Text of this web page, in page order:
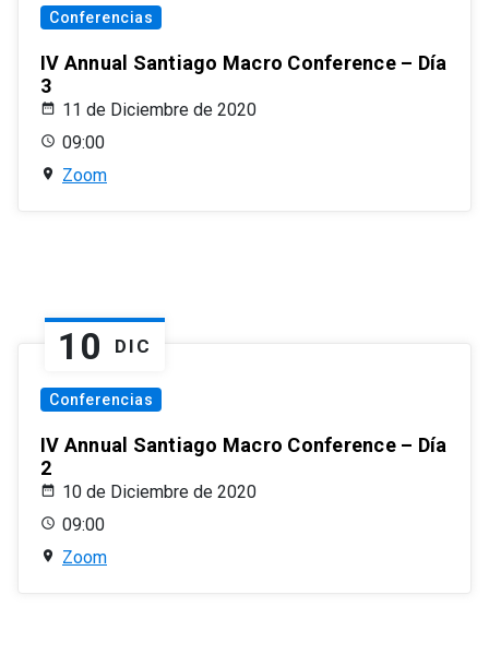
Conferencias
IV Annual Santiago Macro Conference – Día
3
11 de Diciembre de 2020
09:00
Zoom
10 DIC
Conferencias
IV Annual Santiago Macro Conference – Día
2
10 de Diciembre de 2020
09:00
Zoom